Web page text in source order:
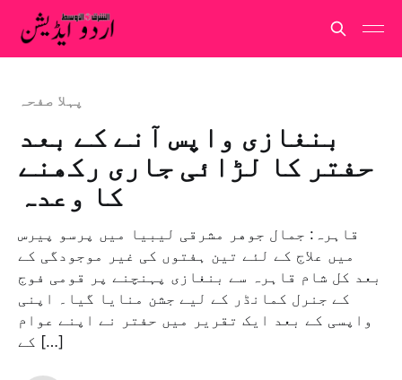
پہلا صفحہ
بنغازی واپس آنے کے بعد
حفتر کا لڑائی جاری رکھنے
کا وعدہ
قاہرہ: جمال جوهر مشرقی لیبیا میں پرسو پیرس
میں علاج کے لئے تین ہفتوں کی غیر موجودگی کے
بعد کل شام قاہرہ سے بنغازی پہنچنے پر قومی فوج
کے جنرل کمانڈر کے لیے جشن منایا گیا۔ اپنی
واپسی کے بعد ایک تقریر میں حفتر نے اپنے عوام
کے […]